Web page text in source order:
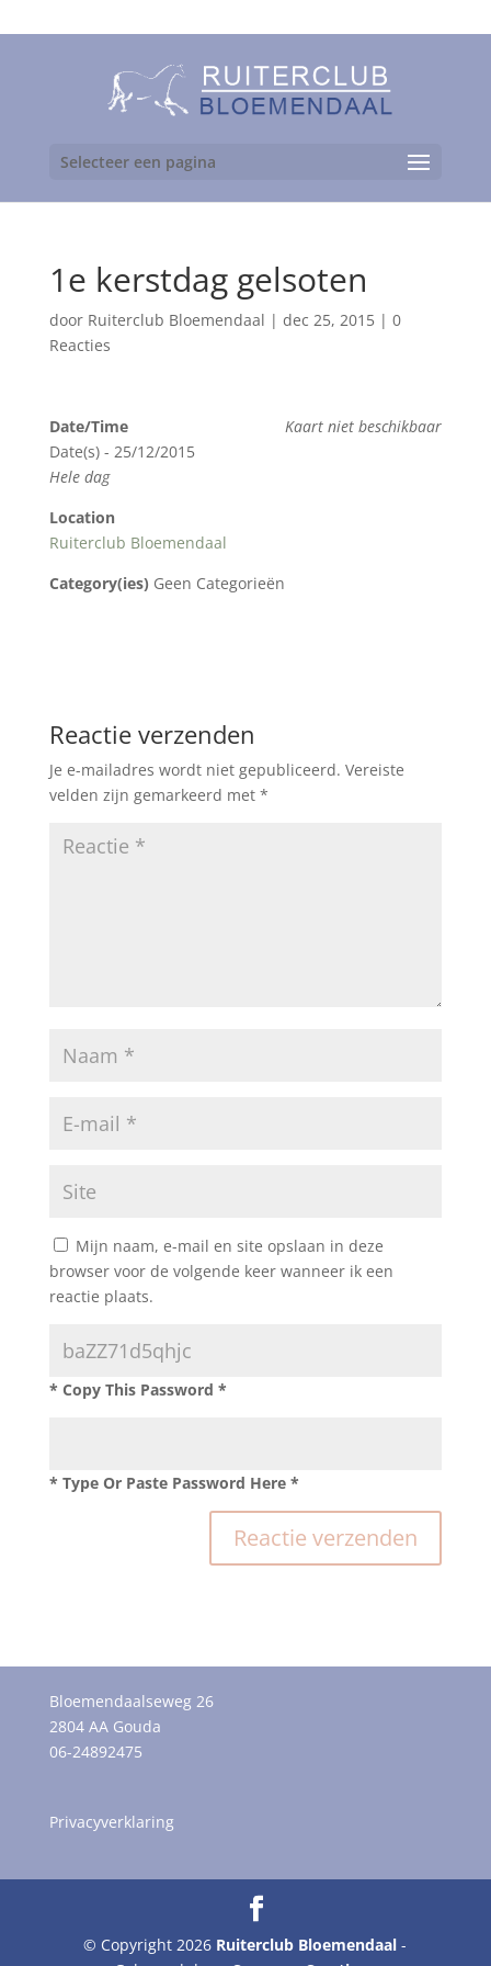
Selecteer een pagina
1e kerstdag gelsoten
door Ruiterclub Bloemendaal | dec 25, 2015| 0
Reacties
Kaart niet beschikbaar
Date/Time
Date(s) - 25/12/2015
Hele dag
Location
Ruiterclub Bloemendaal
Category(ies) Geen Categorieën
Reactie verzenden
Je e-mailadres wordt niet gepubliceerd. Vereiste
velden zijn gemarkeerd met *
Mijn naam, e-mail en site opslaan in deze
browser voor de volgende keer wanneer ik een
reactie plaats.
* Copy This Password *
* Type Or Paste Password Here *
Bloemendaalseweg 26
2804 AA Gouda
06-24892475
Privacyverklaring
© Copyright 2026 Ruiterclub Bloemendaal -